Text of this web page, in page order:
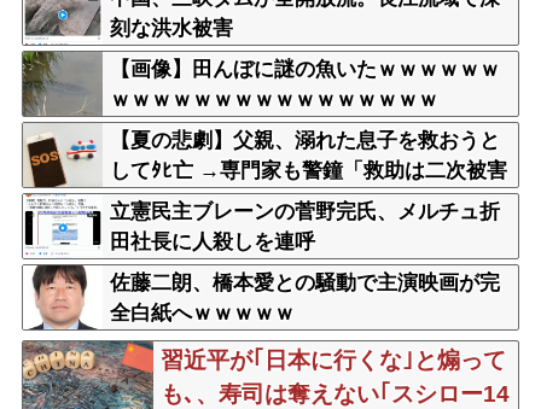
刻な洪水被害
【画像】田んぼに謎の魚いたｗｗｗｗｗｗ
ｗｗｗｗｗｗｗｗｗｗｗｗｗｗｗｗ
【夏の悲劇】父親、溺れた息子を救おうと
してﾀﾋ亡 →専門家も警鐘「救助は二次被害
が多い」
立憲民主ブレーンの菅野完氏、メルチュ折
田社長に人殺しを連呼
佐藤二朗、橋本愛との騒動で主演映画が完
全白紙へｗｗｗｗｗ
習近平が｢日本に行くな｣と煽って
も､、寿司は奪えない｢スシロー14